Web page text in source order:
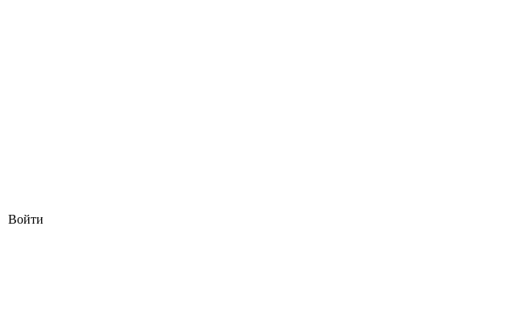
Войти